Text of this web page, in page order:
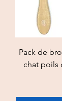
Pack de
chat poils